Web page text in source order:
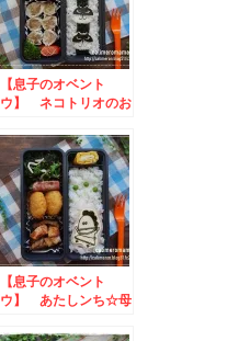
【息子のオベント
ウ】 ネコトリオのお
【息子のオベント
ウ】 あたしンち☆母